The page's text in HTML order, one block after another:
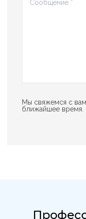
Мы свяжемся с
ближайшее время.